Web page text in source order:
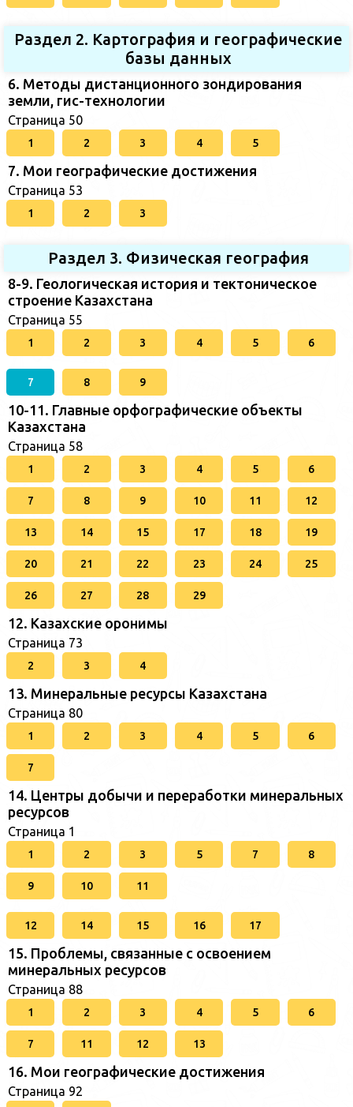
Раздел 2. Картография и географические
базы данных
6. Методы дистанционного зондирования
земли, гис-технологии
Страница 50
1 2 3 4 5
7. Мои географические достижения
Страница 53
1 2 3
Раздел 3. Физическая география
8-9. Геологическая история и тектоническое
строение Казахстана
Страница 55
1 2 3 4 5 6
7 8 9
10-11. Главные орфографические объекты
Казахстана
Страница 58
1 2 3 4 5 6
7 8 9 10 11 12
13 14 15 17 18 19
20 21 22 23 24 25
26 27 28 29
12. Казахские оронимы
Страница 73
2 3 4
13. Минеральные ресурсы Казахстана
Страница 80
1 2 3 4 5 6
7
14. Центры добычи и переработки минеральных
ресурсов
Страница 1
1 2 3 5 7 8
9 10 11
12 14 15 16 17
15. Проблемы, связанные с освоением
минеральных ресурсов
Страница 88
1 2 3 4 5 6
7 11 12 13
16. Мои географические достижения
Страница 92